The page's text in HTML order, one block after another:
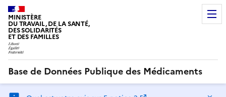
MINISTÈRE
DU TRAVAIL, DE LA SANTÉ,
DES SOLIDARITÉS
ET DES FAMILLES
Base de Données Publique des Médicaments